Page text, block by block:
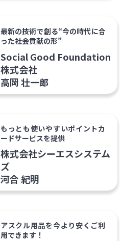
最新の技術で創る“今の時代に合
った社会貢献の形”
Social Good Foundation
株式会社
高岡 壮一郎
もっとも使いやすいポイントカ
ードサービスを提供
株式会社シーエスシステム
ズ
河合 紀明
アスクル用品を今より安くご利
用できます！